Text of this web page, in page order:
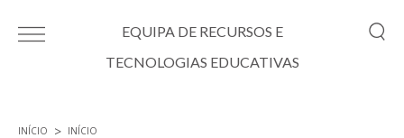
EQUIPA DE RECURSOS E
TECNOLOGIAS EDUCATIVAS
INÍCIO INÍCIO